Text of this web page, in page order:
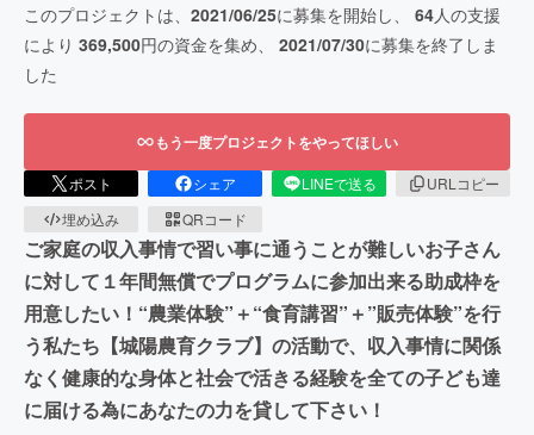
このプロジェクトは、 2021/06/25に募集を開始し、 64人の支援
により 369,500円の資金を集め、 2021/07/30に募集を終了しま
した
もう一度プロジェクトをやってほしい
ポスト シェア LINEで送る
URLコピー
埋め込み
QRコード
ご家庭の収入事情で習い事に通うことが難しいお子さん
に対して１年間無償でプログラムに参加出来る助成枠を
用意したい！“農業体験”＋“食育講習”＋”販売体験”を行
う私たち【城陽農育クラブ】の活動で、収入事情に関係
なく健康的な身体と社会で活きる経験を全ての子ども達
に届ける為にあなたの力を貸して下さい！